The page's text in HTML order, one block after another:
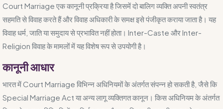
Court Marriage एक कानूनी प्रक्रिया है जिसमें दो बालिग व्यक्ति अपनी स्वतंत्र
सहमति से विवाह करते हैं और विवाह अधिकारी के समक्ष इसे पंजीकृत कराया जाता है। यह
विवाह धर्म, जाति या समुदाय से प्रभावित नहीं होता। Inter-Caste और Inter-
Religion विवाह के मामलों में यह विशेष रूप से उपयोगी है।
कानूनी आधार
भारत में Court Marriage विभिन्न अधिनियमों के अंतर्गत संपन्न हो सकती है, जैसे कि
Special Marriage Act या अन्य लागू व्यक्तिगत कानून। किस अधिनियम के अंतर्गत